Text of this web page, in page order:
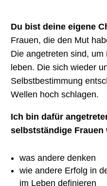
Du bist deine eigene
Frauen, die den Mut
Die angetreten sind,
leben. Die sich wieder
Selbstbestimmung
Wellen hoch schlagen.
Ich bin dafür
selbstständige
was andere denken
wie andere Erfolg in
im Leben definieren